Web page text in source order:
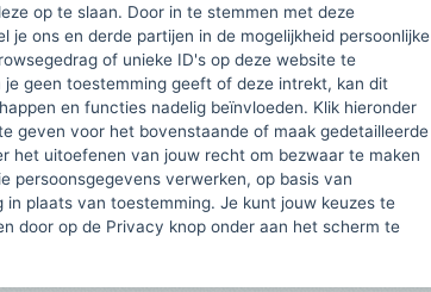
op te slaan. Door in te stemmen met deze
je ons en derde partijen in de mogelijkheid persoonlijke
of unieke ID's op deze website te
je geen toestemming geeft of deze intrekt, kan dit
en functies nadelig beïnvloeden. Klik hieronder
geven voor het bovenstaande of maak gedetailleerde
het uitoefenen van jouw recht om bezwaar te maken
persoonsgegevens verwerken, op basis van
in plaats van toestemming. Je kunt jouw keuzes te
door op de Privacy knop onder aan het scherm te